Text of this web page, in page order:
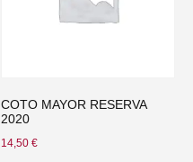
COTO MAYOR RESERVA
2020
14,50 €